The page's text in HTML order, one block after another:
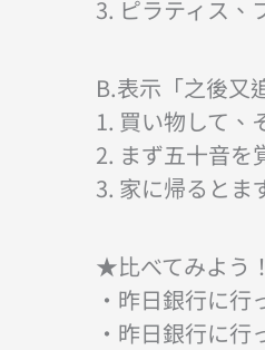
3. ピラティス、
B.表示「之後又
1. 買い物して、
2. まず五十音を
3. 家に帰るとま
★比べてみよう！
・昨日銀行に
・昨日銀行に